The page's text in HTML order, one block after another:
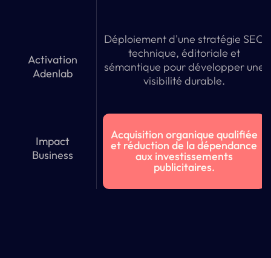
Activation
Adenlab
Déploiement d'une stratégie SEO
technique, éditoriale et
sémantique pour développer une
visibilité durable.
Impact
Business
Acquisition organique qualifiée
et réduction de la dépendance
aux investissements
publicitaires.